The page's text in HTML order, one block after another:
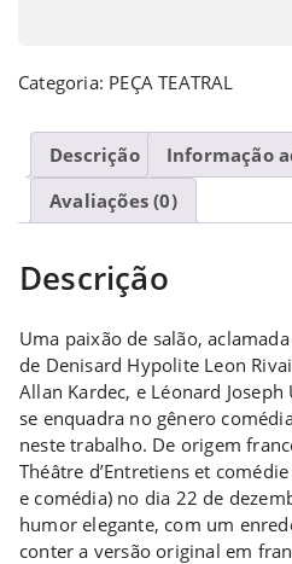
Categoria: PEÇA TEATRAL
Descrição
Informação
Avaliações (0)
Descrição
Uma paixão de salão,
de Denisard Hypolite Leon
Allan Kardec, e Léonard
se enquadra no gênero
neste trabalho. De origem
Théâtre d’Entretiens et
e comédia) no dia 22 de
humor elegante, com um
conter a versão original em